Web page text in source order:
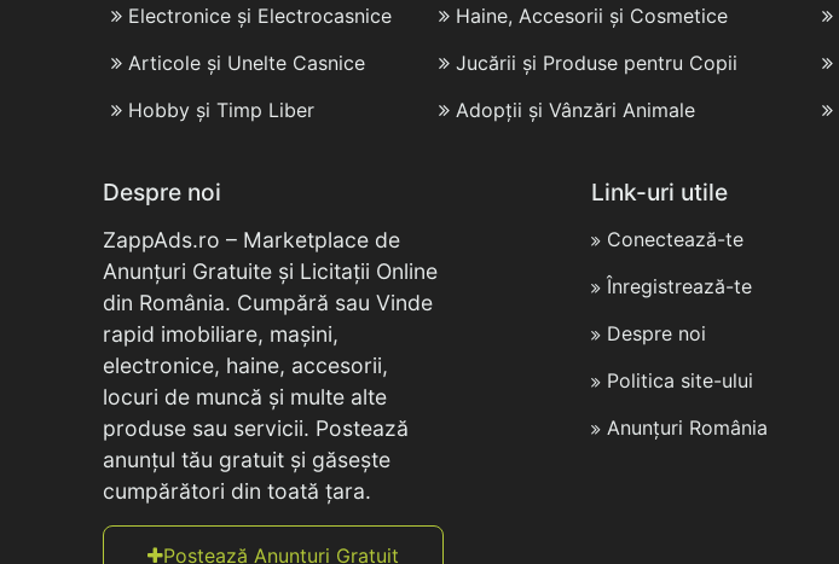
Electronice și Electrocasnice
Haine, Accesorii și Cosmetice
Articole și Unelte Casnice
Jucării și Produse pentru Copii
Hobby și Timp Liber
Adopții și Vânzări Animale
Despre noi
ZappAds.ro – Marketplace de
Anunțuri Gratuite și Licitații Online
din România. Cumpără sau Vinde
rapid imobiliare, mașini,
electronice, haine, accesorii,
locuri de muncă și multe alte
produse sau servicii. Postează
anunțul tău gratuit și găsește
cumpărători din toată țara.
Postează Anunțuri Gratuit
Link-uri utile
Conectează-te
Înregistrează-te
Despre noi
Politica site-ului
Anunțuri România